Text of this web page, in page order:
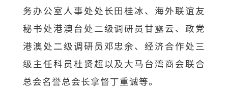
务办公室人事处处长田桂冰、海外联谊友
秘书处港澳台处二级调研员甘露云、政党
港澳处二级调研员邓忠余、经济合作处三
级主任科员杜贤超以及大马台湾商会联合
总会名誉总会长拿督丁重诚等。